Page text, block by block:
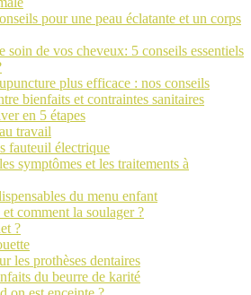
pour une peau éclatante et un corps
de vos cheveux: 5 conseils essentiels
plus efficace : nos conseils
bienfaits et contraintes sanitaires
en 5 étapes
travail
fauteuil électrique
symptômes et les traitements à
du menu enfant
comment la soulager ?
?
les prothèses dentaires
du beurre de karité